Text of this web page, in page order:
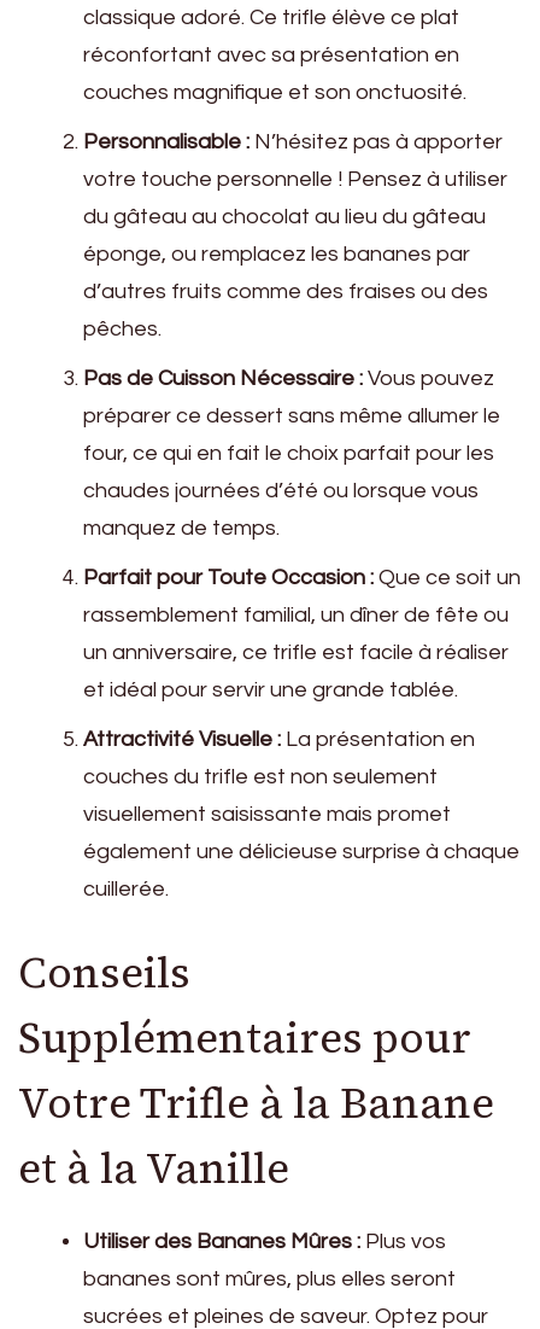
classique adoré. Ce trifle élève ce plat
réconfortant avec sa présentation en
couches magnifique et son onctuosité.
Personnalisable : N’hésitez pas à apporter
votre touche personnelle ! Pensez à utiliser
du gâteau au chocolat au lieu du gâteau
éponge, ou remplacez les bananes par
d’autres fruits comme des fraises ou des
pêches.
Pas de Cuisson Nécessaire : Vous pouvez
préparer ce dessert sans même allumer le
four, ce qui en fait le choix parfait pour les
chaudes journées d’été ou lorsque vous
manquez de temps.
Parfait pour Toute Occasion : Que ce soit un
rassemblement familial, un dîner de fête ou
un anniversaire, ce trifle est facile à réaliser
et idéal pour servir une grande tablée.
Attractivité Visuelle : La présentation en
couches du trifle est non seulement
visuellement saisissante mais promet
également une délicieuse surprise à chaque
cuillerée.
Conseils
Supplémentaires pour
Votre Trifle à la Banane
et à la Vanille
Utiliser des Bananes Mûres : Plus vos
bananes sont mûres, plus elles seront
sucrées et pleines de saveur. Optez pour